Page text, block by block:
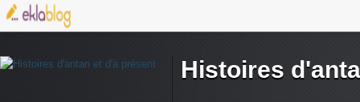
Histoires